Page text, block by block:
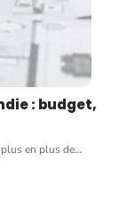
: budget,
en plus de…